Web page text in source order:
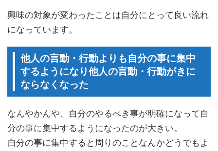
興味の対象が変わったことは自分にとって良い流れ
になっています。
他人の言動・行動よりも自分の事に集中
するようになり他人の言動・行動がきに
ならなくなった
なんやかんや、自分のやるべき事が明確になって自
分の事に集中するようになったのが大きい。
自分の事に集中すると周りのことなんかどうでもよ